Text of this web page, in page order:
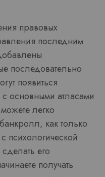
правовых
последним
последовательно
появиться
основными атласами
легко
как только
психологической
его
получать